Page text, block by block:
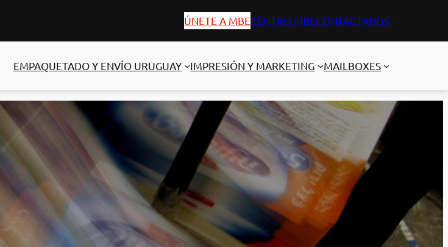
ÚNETE A MBECENTRO MBECONTACTANOS
EMPAQUETADO Y ENVÍO URUGUAY IMPRESIÓN Y MARKETING MAILBOXES